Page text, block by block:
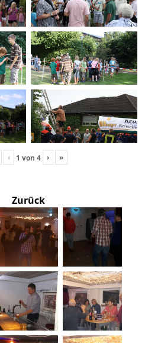
‹ 1 von 4 › »
Zurück